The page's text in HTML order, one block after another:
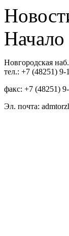
Новгородская
тел.: +7 (48251) 9-
факс: +7 (48251)
Эл. почта: